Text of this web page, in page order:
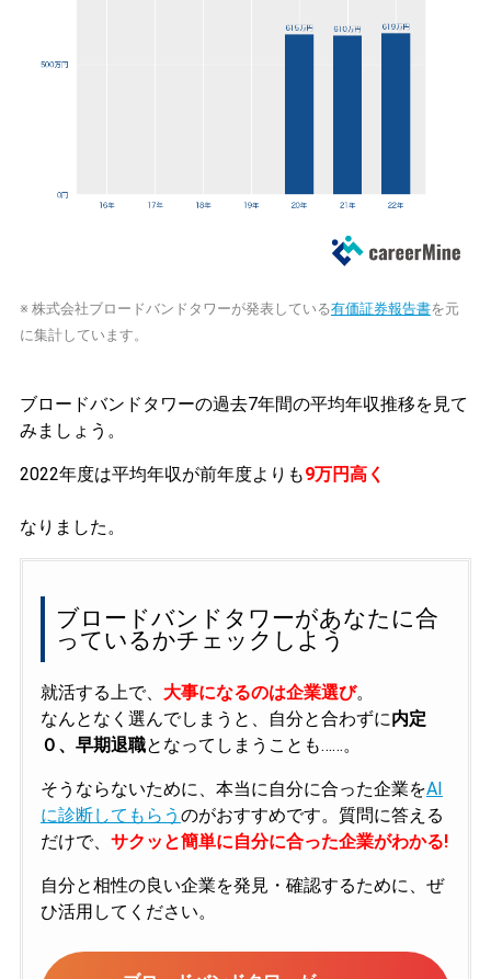
※ 株式会社ブロードバンドタワーが発表している有価証券報告書を元
に集計しています。
ブロードバンドタワーの過去7年間の平均年収推移を見て
みましょう。
2022年度は平均年収が前年度よりも9万円高く
なりました。
ブロードバンドタワーがあなたに合
っているかチェックしよう
就活する上で、 大事になるのは企業選び。
なんとなく選んでしまうと、自分と合わずに内定
０、早期退職となってしまうことも……。
そうならないために、本当に自分に合った企業をAI
に診断してもらう のがおすすめです。質問に答える
だけで、 サクッと簡単に自分に合った企業がわかる!
自分と相性の良い企業を発見・確認するために、ぜ
ひ活用してください。